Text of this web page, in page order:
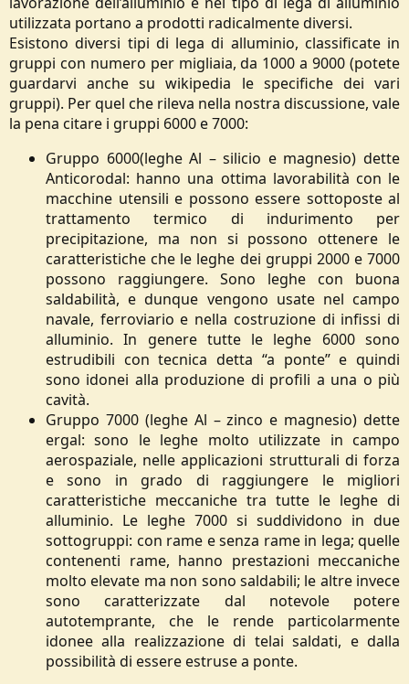
utilizzata portano a prodotti radicalmente diversi.
Esistono diversi tipi di lega di alluminio, classificate in
gruppi con numero per migliaia, da 1000 a 9000 (potete
guardarvi anche su wikipedia le specifiche dei vari
gruppi). Per quel che rileva nella nostra discussione, vale
la pena citare i gruppi 6000 e 7000:​
Gruppo 6000(leghe Al – silicio e magnesio) dette
Anticorodal: hanno una ottima lavorabilità con le
macchine utensili e possono essere sottoposte al
trattamento termico di indurimento per
precipitazione, ma non si possono ottenere le
caratteristiche che le leghe dei gruppi 2000 e 7000
possono raggiungere. Sono leghe con buona
saldabilità, e dunque vengono usate nel campo
navale, ferroviario e nella costruzione di infissi di
alluminio. In genere tutte le leghe 6000 sono
estrudibili con tecnica detta “a ponte” e quindi
sono idonei alla produzione di profili a una o più
cavità.​
Gruppo 7000 (leghe Al – zinco e magnesio) dette
ergal: sono le leghe molto utilizzate in campo
aerospaziale, nelle applicazioni strutturali di forza
e sono in grado di raggiungere le migliori
caratteristiche meccaniche tra tutte le leghe di
alluminio. Le leghe 7000 si suddividono in due
sottogruppi: con rame e senza rame in lega; quelle
contenenti rame, hanno prestazioni meccaniche
molto elevate ma non sono saldabili; le altre invece
sono caratterizzate dal notevole potere
autotemprante, che le rende particolarmente
idonee alla realizzazione di telai saldati, e dalla
possibilità di essere estruse a ponte.​